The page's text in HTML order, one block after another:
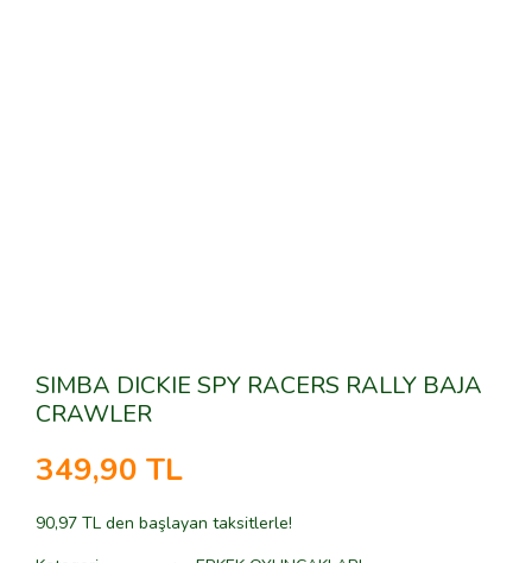
SIMBA DICKIE SPY RACERS RALLY BAJA
CRAWLER
349,90 TL
90,97 TL den başlayan taksitlerle!